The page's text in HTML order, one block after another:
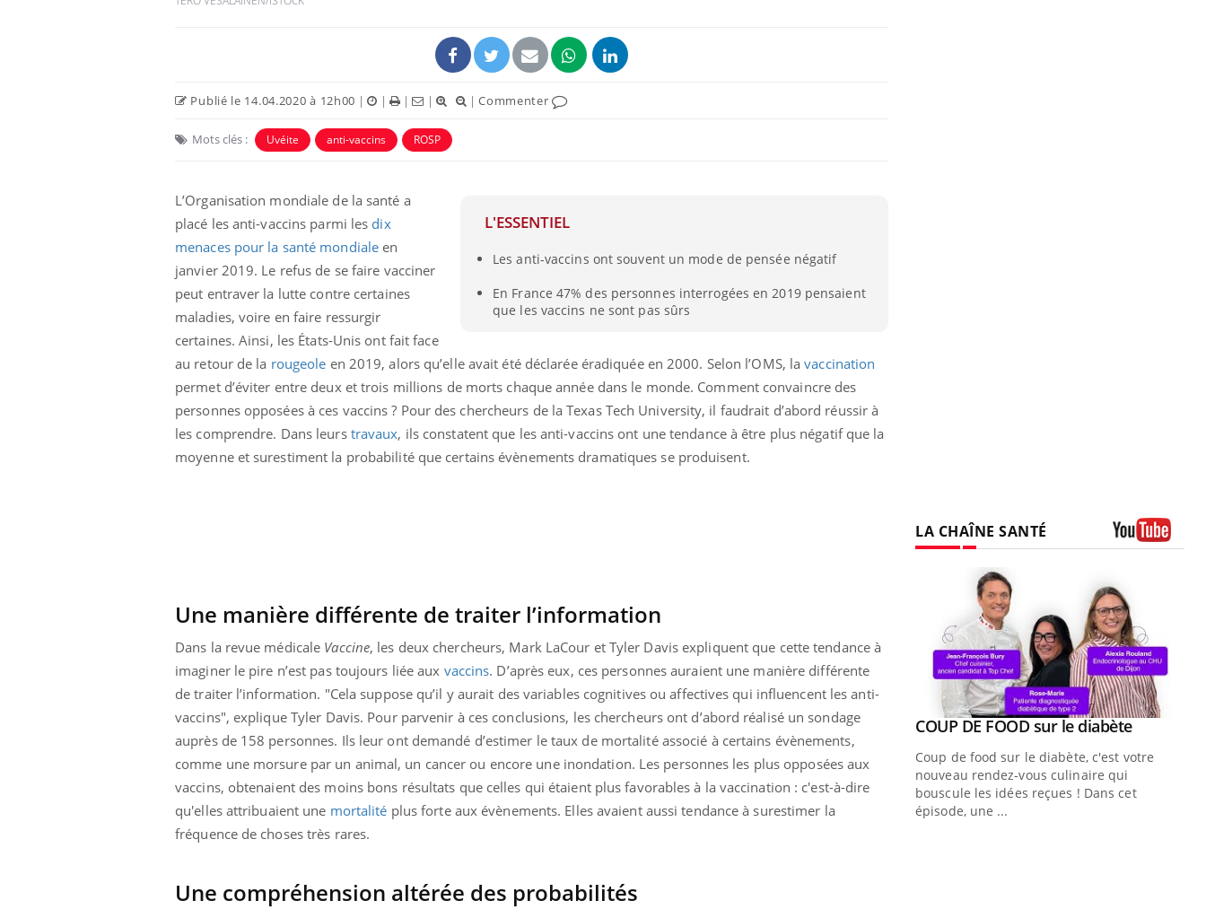
Publié le 14.04.2020 à 12h00 | | | | |Commenter
Mots clés : Uvéite anti-vaccins ROSP
L'ESSENTIEL
Les anti-vaccins ont souvent un mode de pensée négatif
En France 47% des personnes interrogées en 2019 pensaient
que les vaccins ne sont pas sûrs
L’Organisation mondiale de la santé a
placé les anti-vaccins parmi les dix
menaces pour la santé mondiale en
janvier 2019. Le refus de se faire vacciner
peut entraver la lutte contre certaines
maladies, voire en faire ressurgir
certaines. Ainsi, les États-Unis ont fait face
au retour de la rougeole en 2019, alors qu’elle avait été déclarée éradiquée en 2000. Selon l’OMS, lavaccination
permet d’éviter entre deux et trois millions de morts chaque année dans le monde. Comment convaincre des
personnes opposées à ces vaccins ? Pour des chercheurs de la Texas Tech University, il faudrait d’abord réussir à
les comprendre. Dans leurs travaux, ils constatent que les anti-vaccins ont une tendance à être plus négatif que la
moyenne et surestiment la probabilité que certains évènements dramatiques se produisent.
Une manière différente de traiter l’information
Dans la revue médicale Vaccine, les deux chercheurs, Mark LaCour et Tyler Davis expliquent que cette tendance à
imaginer le pire n’est pas toujours liée aux vaccins. D’après eux, ces personnes auraient une manière différente
de traiter l’information. "Cela suppose qu’il y aurait des variables cognitives ou affectives qui influencent les anti-
vaccins", explique Tyler Davis. Pour parvenir à ces conclusions, les chercheurs ont d’abord réalisé un sondage
auprès de 158 personnes. Ils leur ont demandé d’estimer le taux de mortalité associé à certains évènements,
comme une morsure par un animal, un cancer ou encore une inondation. Les personnes les plus opposées aux
vaccins, obtenaient des moins bons résultats que celles qui étaient plus favorables à la vaccination : c'est-à-dire
qu'elles attribuaient une mortalité plus forte aux évènements. Elles avaient aussi tendance à surestimer la
fréquence de choses très rares.
Une compréhension altérée des probabilités
LA CHAÎNE SANTÉ
Diabète & Ramadan 2026 Youtube
nombreuses personnes atteintes de
diabète, c'est une période de questions, de
défis, mais ...
Youtube
Un « jumeau numérique » pour
faciliter l’accès à la médecine
préventiveYoutube
Un établissement lié à un groupe
mutualiste innove en matière de bilan de
Youtube
COUP DE FOOD sur le diabète Youtube
Coup de food sur le diabète, c'est votre
nouveau rendez-vous culinaire qui
bouscule les idées reçues ! Dans cet
épisode, une ...
Youtube
Quand l’entreprise mise sur le bien
"Les rendez-vous de la santé et de la
qualité de vie au travail" de Pourquoi
Docteur reçoivent Régis Blugeon, DRH et